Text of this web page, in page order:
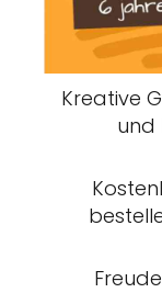
Kreative
und